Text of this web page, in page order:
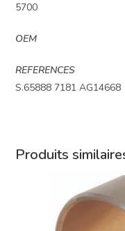
5700
OEM
REFERENCES
S.65888 7181 AG14668
Produits